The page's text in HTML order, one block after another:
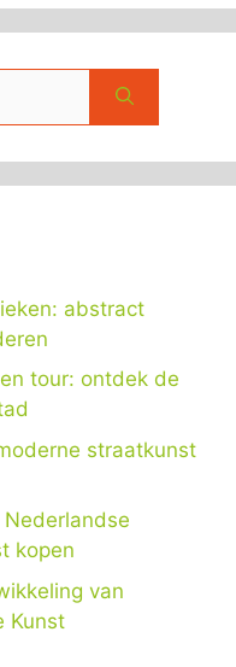
abstract
tour: ontdek de
straatkunst
kopen
van
Kunst